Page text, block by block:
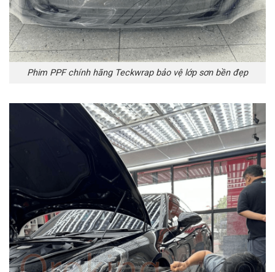
Phim PPF chính hãng Teckwrap bảo vệ lớp sơn bền đẹp